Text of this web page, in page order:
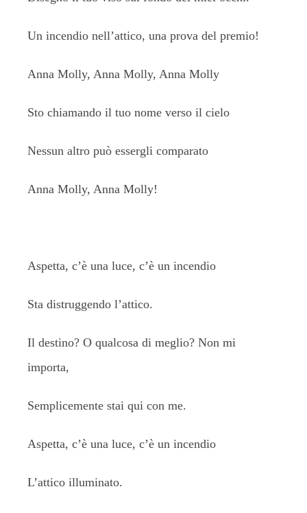
Un incendio nell’attico, una prova del premio!
Anna Molly, Anna Molly, Anna Molly
Sto chiamando il tuo nome verso il cielo
Nessun altro può essergli comparato
Anna Molly, Anna Molly!
Aspetta, c’è una luce, c’è un incendio
Sta distruggendo l’attico.
Il destino? O qualcosa di meglio? Non mi
importa,
Semplicemente stai qui con me.
Aspetta, c’è una luce, c’è un incendio
L’attico illuminato.